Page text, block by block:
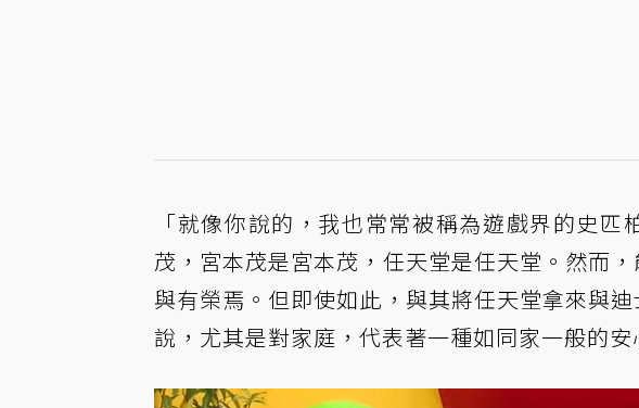
「就像你說的，我也常常被稱為遊戲界的史
茂，宮本茂是宮本茂，任天堂是任天堂。然而
與有榮焉。但即使如此，與其將任天堂拿來與
說，尤其是對家庭，代表著一種如同家一般的安